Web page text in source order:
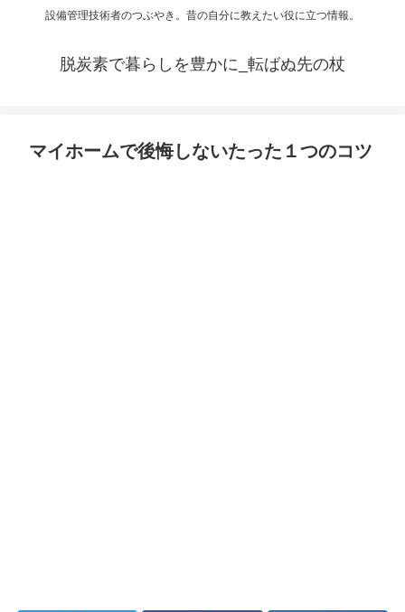
設備管理技術者のつぶやき。昔の自分に教えたい役に立つ情報。
脱炭素で暮らしを豊かに_転ばぬ先の杖
マイホームで後悔しないたった１つのコツ